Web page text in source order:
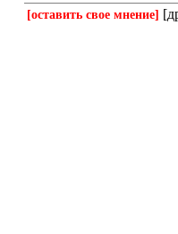
[оставить свое мнение]